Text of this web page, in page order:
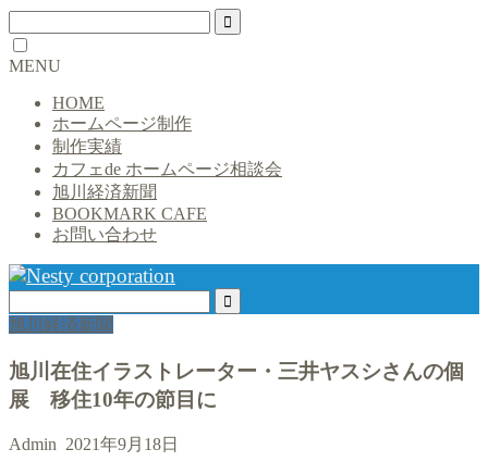
MENU
HOME
ホームページ制作
制作実績
カフェde ホームページ相談会
旭川経済新聞
BOOKMARK CAFE
お問い合わせ
旭川経済新聞
旭川在住イラストレーター・三井ヤスシさんの個
展 移住10年の節目に
Admin 2021年9月18日